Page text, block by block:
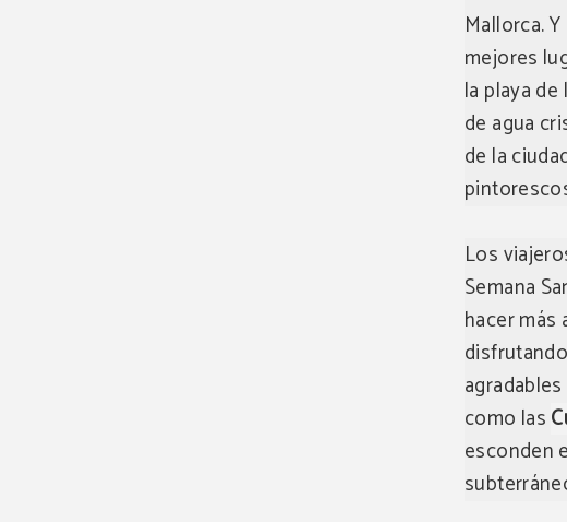
Mallorca.
mejores
la playa
de agua
de la
Los
Semana
hacer más
como las
esconden